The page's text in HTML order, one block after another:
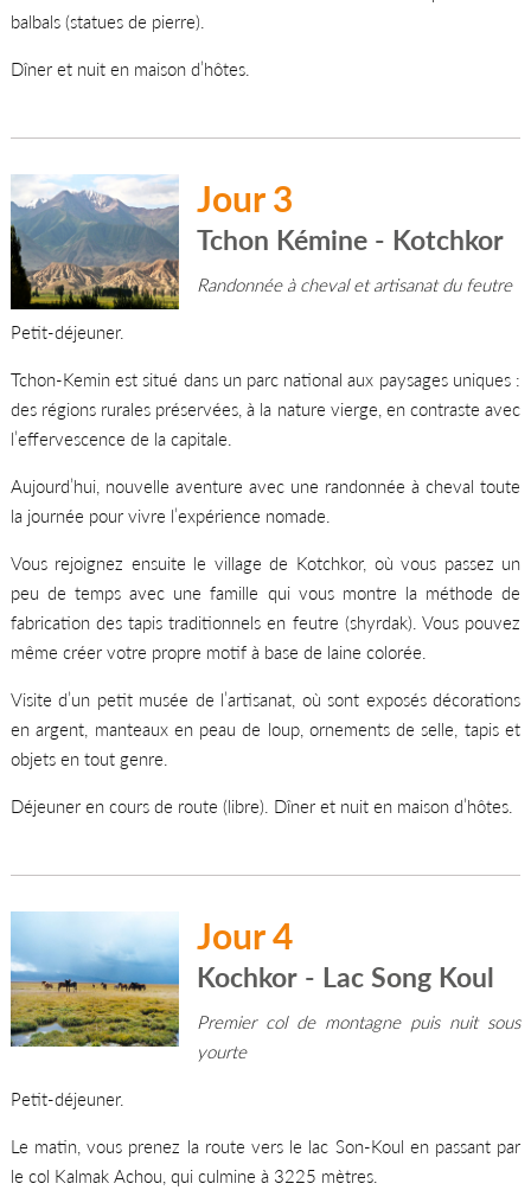
balbals (statues de pierre).
Dîner et nuit en maison d’hôtes.
Jour 3
Tchon Kémine - Kotchkor
Randonnée à cheval et artisanat du feutre
Petit-déjeuner.
Tchon-Kemin est situé dans un parc national aux paysages uniques :
des régions rurales préservées, à la nature vierge, en contraste avec
l’effervescence de la capitale.
Aujourd’hui, nouvelle aventure avec une randonnée à cheval toute
la journée pour vivre l’expérience nomade.
Vous rejoignez ensuite le village de Kotchkor, où vous passez un
peu de temps avec une famille qui vous montre la méthode de
fabrication des tapis traditionnels en feutre (shyrdak). Vous pouvez
même créer votre propre motif à base de laine colorée.
Visite d’un petit musée de l’artisanat, où sont exposés décorations
en argent, manteaux en peau de loup, ornements de selle, tapis et
objets en tout genre.
Déjeuner en cours de route (libre). Dîner et nuit en maison d’hôtes.
Jour 4
Kochkor - Lac Song Koul
Premier col de montagne puis nuit sous
yourte
Petit-déjeuner.
Le matin, vous prenez la route vers le lac Son-Koul en passant par
le col Kalmak Achou, qui culmine à 3225 mètres.